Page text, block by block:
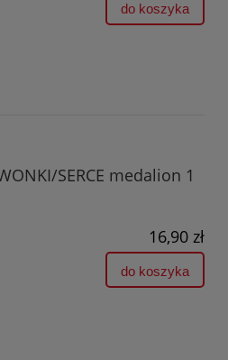
do koszyka
SERCE medalion 1
16,90 zł
do koszyka